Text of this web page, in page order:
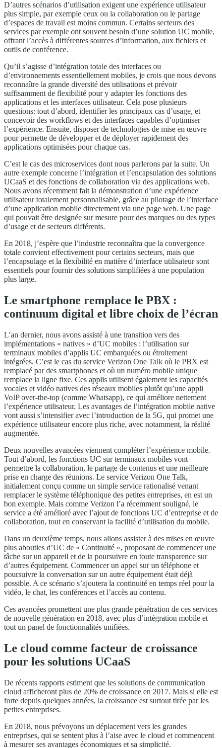
D’autres scénarios d’utilisation exigent une expérience utilisateur
plus simple, par exemple ceux ou la collaboration ou le partage
d’espaces de travail est moins commun. Certains secteurs des
services par exemple ont souvent besoin d’une solution UC mobile,
offrant l’accès à différentes sources d’information, aux fichiers et
outils de conférence.
Qu’il s’agisse d’intégration totale des interfaces ou
d’environnements essentiellement mobiles, je crois que nous devons
reconnaître la grande diversité des utilisations et prévoir
suffisamment de flexibilité pour y adapter les fonctions des
applications et les interfaces utilisateur. Cela pose plusieurs
questions: tout d’abord, identifier les principaux cas d’usage, et
concevoir des workflows et des interfaces capables d’optimiser
l’expérience. Ensuite, disposer de technologies de mise en œuvre
pour permette de développer et de déployer rapidement des
applications optimisées pour chaque cas.
C’est le cas des microservices dont nous parlerons par la suite. Un
autre exemple concerne l’intégration et l’encapsulation des solutions
UCaaS et des fonctions de collaboration via des applications web.
Nous avons récemment fait la démonstration d’une expérience
utilisateur totalement personnalisable, grâce au pilotage de l’interface
d’une application mobile directement via une page web. Une page
qui pouvait être designée sur mesure pour des marques ou des types
d’usage et de secteurs différents.
En 2018, j’espère que l’industrie reconnaîtra que la convergence
totale convient effectivement pour certains secteurs, mais que
l’encapsulage et la flexibilité en matière d’interface utilisateur sont
essentiels pour fournir des solutions simplifiées à une population
plus large.
Le smartphone remplace le PBX :
continuum digital et libre choix de l’écran
L’an dernier, nous avons assisté à une transition vers des
implémentations « natives » d’UC mobiles : l’utilisation sur
terminaux mobiles d’applis UC embarquées ou étroitement
intégrées. C’est le cas du service Verizon One Talk où le PBX est
remplacé par des smartphones et où un numéro mobile unique
remplace la ligne fixe. Ces applis utilisent également les capacités
vocales et vidéo natives des réseaux mobiles plutôt qu’une appli
VoIP over-the-top (comme Whatsapp), ce qui améliore nettement
l’expérience utilisateur. Les avantages de l’intégration mobile native
vont aussi s’intensifier avec l’introduction de la 5G, qui promet une
expérience utilisateur encore plus riche, avec notamment, la réalité
augmentée.
Deux nouvelles avancées viennent compléter l’expérience mobile.
Tout d’abord, les fonctions UC sur terminaux mobiles vont
permettre la collaboration, le partage de contenus et une meilleure
prise en charge des réunions. Le service Verizon One Talk,
initialement conçu comme un simple service rationalisé venant
remplacer le système téléphonique des petites entreprises, en est un
bon exemple. Mais comme Verizon l’a récemment souligné, le
service a été amélioré avec l’ajout de fonctions UC d’entreprise et de
collaboration, tout en conservant la facilité d’utilisation du mobile.
Dans un deuxième temps, nous allons assister à des mises en œuvre
plus abouties d’UC de « Continuité », proposant de commencer une
tâche sur un appareil et de la poursuivre en toute transparence sur
d’autres équipement. Commencer un appel sur un téléphone et
poursuivre la conversation sur un autre équipement était déjà
possible. A ce scénario s’ajoutera la continuité en temps réel pour la
vidéo, le chat, les conférences et l’accès au contenu.
Ces avancées promettent une plus grande pénétration de ces services
de nouvelle génération en 2018, avec plus d’intégration mobile et
tout un panel de fonctionnalités unifiées.
Le cloud comme facteur de croissance
pour les solutions UCaaS
De récents rapports estiment que les solutions de communication
cloud afficheront plus de 20% de croissance en 2017. Mais si elle est
forte depuis quelques années, la croissance est surtout tirée par les
petites entreprises.
En 2018, nous prévoyons un déplacement vers les grandes
entreprises, qui se sentent plus à l’aise avec le cloud et commencent
à mesurer ses avantages économiques et sa simplicité.